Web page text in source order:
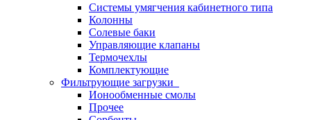
Системы умягчения кабинетного типа
Колонны
Солевые баки
Управляющие клапаны
Термочехлы
Комплектующие
Фильтрующие загрузки
Ионообменные смолы
Прочее